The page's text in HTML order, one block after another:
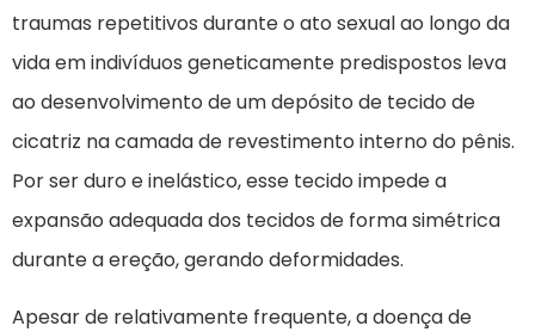
traumas repetitivos durante o ato sexual ao longo da
vida em indivíduos geneticamente predispostos leva
ao desenvolvimento de um depósito de tecido de
cicatriz na camada de revestimento interno do pênis.
Por ser duro e inelástico, esse tecido impede a
expansão adequada dos tecidos de forma simétrica
durante a ereção, gerando deformidades.
Apesar de relativamente frequente, a doença de